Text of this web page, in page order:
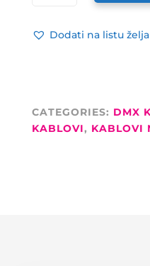
KABEL
NA
METRE
Dodati na listu želja
CATEGORIES: DMX
KABLOVI, KABLOVI